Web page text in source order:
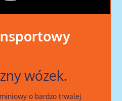
wózek.
o bardzo trwalej